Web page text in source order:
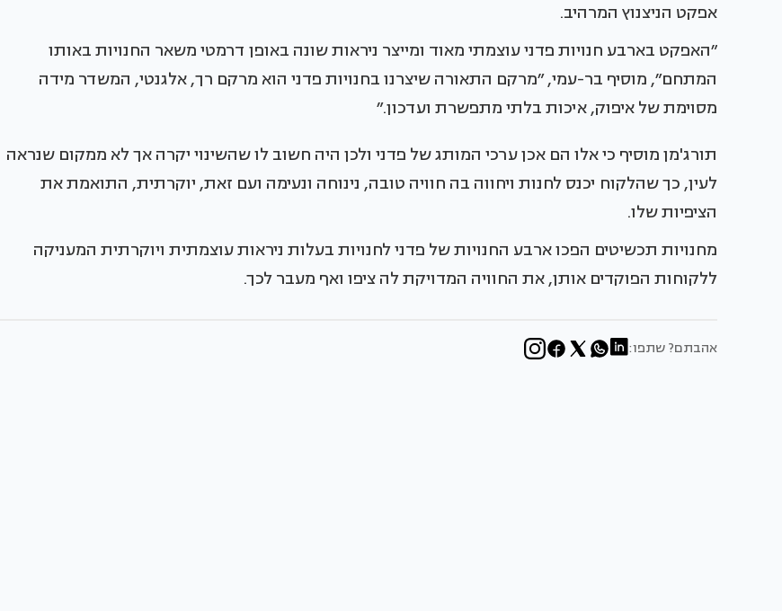
אפקט הניצנוץ המרהיב.
״האפקט בארבע חנויות פדני עוצמתי מאוד ומייצר ניראות שונה באופן דרמטי משאר החנויות באותו
המתחם״, מוסיף בר-עמי, ״מרקם התאורה שיצרנו בחנויות פדני הוא מרקם רך, אלגנטי, המשדר מידה
מסוימת של איפוק, איכות בלתי מתפשרת ועדכון.״
תורג'מן מוסיף כי אלו הם אכן ערכי המותג של פדני ולכן היה חשוב לו שהשינוי יקרה אך לא ממקום שנראה
לעין, כך שהלקוח יכנס לחנות ויחווה בה חוויה טובה, נינוחה ונעימה ועם זאת, יוקרתית, התואמת את
הציפיות שלו.
מחנויות תכשיטים הפכו ארבע החנויות של פדני לחנויות בעלות ניראות עוצמתית ויוקרתית המעניקה
ללקוחות הפוקדים אותן, את החוויה המדויקת לה ציפו ואף מעבר לכך.
אהבתם? שתפו: